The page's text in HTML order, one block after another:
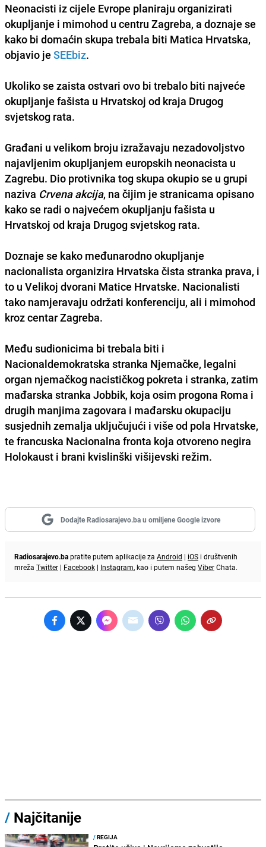
Neonacisti iz cijele Evrope planiraju organizirati
okupljanje i mimohod u centru Zagreba, a doznaje se
kako bi domaćin skupa trebala biti Matica Hrvatska,
objavio je SEEbiz.
Ukoliko se zaista ostvari ovo bi trebalo biti najveće
okupljanje fašista u Hrvatskoj od kraja Drugog
svjetskog rata.
Građani u velikom broju izražavaju nezadovoljstvo
najavljenim okupljanjem europskih neonacista u
Zagrebu. Dio protivnika tog skupa okupio se u grupi
naziva Crvena akcija, na čijim je stranicama opisano
kako se radi o najvećem okupljanju fašista u
Hrvatskoj od kraja Drugog svjetskog rata.
Doznaje se kako međunarodnookupljanje
nacionalista organizira Hrvatska čista stranka prava, i
to u Velikoj dvorani Matice Hrvatske. Nacionalisti
tako namjeravaju održati konferenciju, ali i mimohod
kroz centar Zagreba.
Među sudionicima bi trebala biti i
Nacionaldemokratska stranka Njemačke, legalni
organ njemačkog nacističkog pokreta i stranka, zatim
mađarska stranka Jobbik, koja osim progona Roma i
drugih manjima zagovara i mađarsku okupaciju
susjednih zemalja uključujući i više od pola Hrvatske,
te francuska Nacionalna fronta koja otvoreno negira
Holokaust i brani kvislinški višijevski režim.
Dodajte Radiosarajevo.ba u omiljene Google izvore
Radiosarajevo.bapratite putem aplikacije za Android | iOS i društvenih
mreža Twitter | Facebook | Instagram, kao i putem našeg ViberChata.
/ Najčitanije
/REGIJA